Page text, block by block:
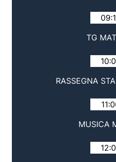
TG
RASSEGNA
MUSICA